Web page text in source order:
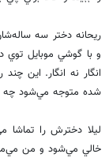
ريحانه دختر سه
و با گوشي موبايل
انگار نه انگار. اين
شده متوجه مي‌شود چه
ليلا دخترش را تماشا
خالي مي‌شود و من